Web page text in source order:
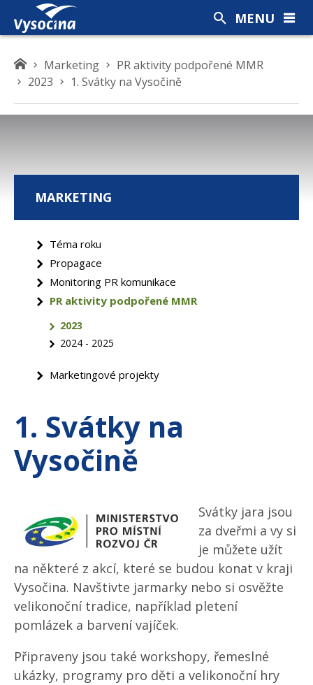
K
d
s
Marketing
PR aktivity podpořené MMR
2023
1. Svátky na Vysočině
1. Svátky na
Vysočině
Svátky jara jsou
za dveřmi a vy si
je můžete užít
na některé z akcí, které se budou konat v kraji
Vysočina. Navštivte jarmarky nebo si osvěžte
velikonoční tradice, například pletení
pomlázek a barvení vajíček.
Připraveny jsou také workshopy, řemeslné
ukázky, programy pro děti a velikonoční hry
MARKETING
Téma roku
Propagace
Monitoring PR komunikace
PR aktivity podpořené MMR
2023
2024 - 2025
Marketingové projekty
MENU